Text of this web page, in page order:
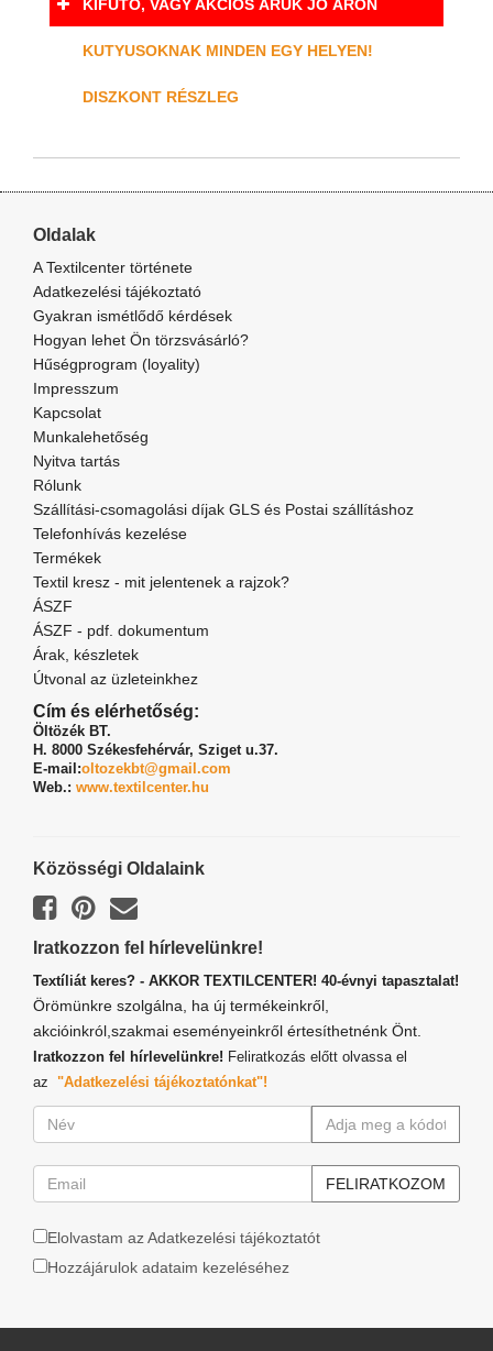
KIFUTÓ, VAGY AKCIÓS ÁRUK JÓ ÁRON
KUTYUSOKNAK MINDEN EGY HELYEN!
DISZKONT RÉSZLEG
Oldalak
A Textilcenter története
Adatkezelési tájékoztató
Gyakran ismétlődő kérdések
Hogyan lehet Ön törzsvásárló?
Hűségprogram (loyality)
Impresszum
Kapcsolat
Munkalehetőség
Nyitva tartás
Rólunk
Szállítási-csomagolási díjak GLS és Postai szállításhoz
Telefonhívás kezelése
Termékek
Textil kresz - mit jelentenek a rajzok?
ÁSZF
ÁSZF - pdf. dokumentum
Árak, készletek
Útvonal az üzleteinkhez
Cím és elérhetőség:
Öltözék BT.
H. 8000 Székesfehérvár, Sziget u.37.
E-mail:oltozekbt@gmail.com
Web.: www.textilcenter.hu
Közösségi Oldalaink
Iratkozzon fel hírlevelünkre!
Textíliát keres? - AKKOR TEXTILCENTER! 40-évnyi tapasztalat!
Örömünkre szolgálna, ha új termékeinkről,
akcióinkról,szakmai eseményeinkről értesíthetnénk Önt.
Iratkozzon fel hírlevelünkre! Feliratkozás előtt olvassa el
az "Adatkezelési tájékoztatónkat"!
Elolvastam az Adatkezelési tájékoztatót
Hozzájárulok adataim kezeléséhez